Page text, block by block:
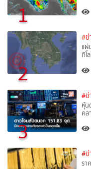
1
2
#ข่
แผ่
กิโ
3
#ข่
หุ้น
คล
#ข่
รา